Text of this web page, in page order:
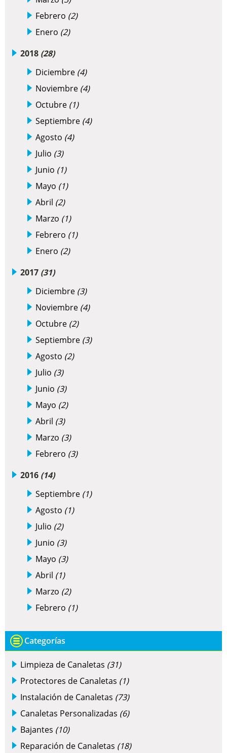
Febrero (2)
Enero (2)
2018 (28)
Diciembre (4)
Noviembre (4)
Octubre (1)
Septiembre (4)
Agosto (4)
Julio (3)
Junio (1)
Mayo (1)
Abril (2)
Marzo (1)
Febrero (1)
Enero (2)
2017 (31)
Diciembre (3)
Noviembre (4)
Octubre (2)
Septiembre (3)
Agosto (2)
Julio (3)
Junio (3)
Mayo (2)
Abril (3)
Marzo (3)
Febrero (3)
2016 (14)
Septiembre (1)
Agosto (1)
Julio (2)
Junio (3)
Mayo (3)
Abril (1)
Marzo (2)
Febrero (1)
Categorías
Limpieza de Canaletas (31)
Protectores de Canaletas (1)
Instalación de Canaletas (73)
Canaletas Personalizadas (6)
Bajantes (10)
Reparación de Canaletas (18)